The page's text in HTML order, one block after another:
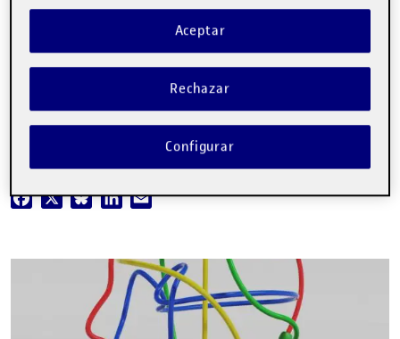
CRISTINA GIRONA CAMPILLO, TONI MARTÍNEZ ACEITUNO
Encaja, una propuesta lúdica creada por el equipo del
eLearning Innovation Center (eLinC) para trabajar
colaborativamente en el diseño integral de una asignatura,
diseño del aprendizaje
Facebook
X BlueskyLinkedInEmail
Rechazar
Aceptar
Configurar